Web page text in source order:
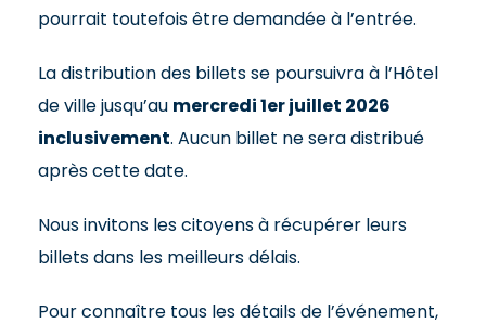
pourrait toutefois être demandée à l’entrée.
La distribution des billets se poursuivra à l’Hôtel
de ville jusqu’au mercredi 1er juillet 2026
inclusivement. Aucun billet ne sera distribué
après cette date.
Nous invitons les citoyens à récupérer leurs
billets dans les meilleurs délais.
Pour connaître tous les détails de l’événement,